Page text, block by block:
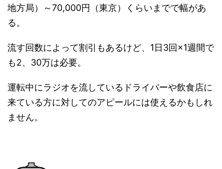
地方局）～70,000円（東京）くらいまでで幅があ
る。
流す回数によって割引もあるけど、1日3回×1週間で
も2、30万は必要。
運転中にラジオを流しているドライバーや飲食店に
来ている方に対してのアピールには使えるかもしれ
ません。